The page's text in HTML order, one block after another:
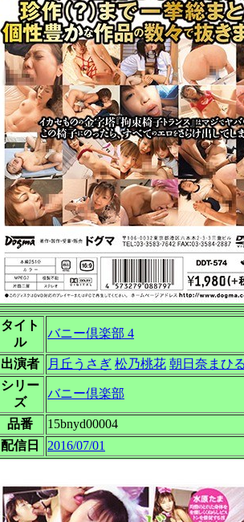
タイト
ル
バニー倶楽部 4
出演者 月丘うさぎ 松乃桃花 朝日奈まひ
シリー
ズ
バニー倶楽部
品番
15bnyd00004
配信日
2016/07/01